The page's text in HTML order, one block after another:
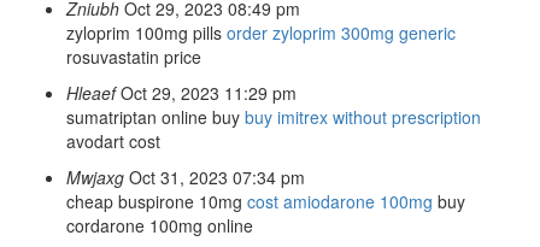
Zniubh Oct 29, 2023 08:49 pm
zyloprim 100mg pills order zyloprim 300mg generic
rosuvastatin price
Hleaef Oct 29, 2023 11:29 pm
sumatriptan online buy buy imitrex without prescription
avodart cost
Mwjaxg Oct 31, 2023 07:34 pm
cheap buspirone 10mg cost amiodarone 100mg buy
cordarone 100mg online